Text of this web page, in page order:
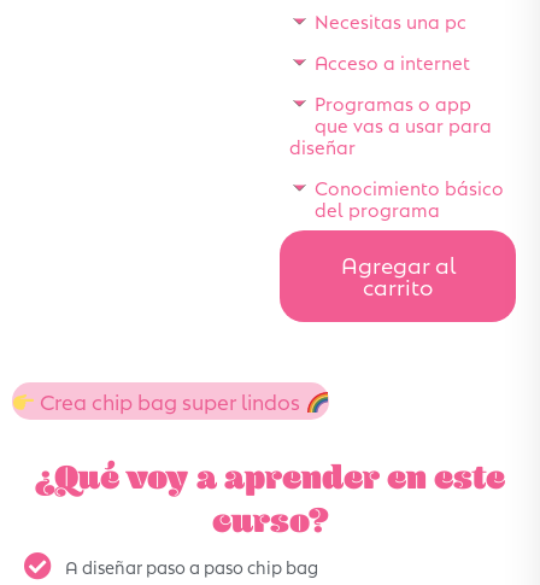
Necesitas una pc
Acceso a internet
Programas o app
que vas a usar para
diseñar
Conocimiento básico
del programa
Agregar al
carrito
Crea chip bag super lindos
¿Qué voy a aprender en este
curso?
A diseñar paso a paso chip bag